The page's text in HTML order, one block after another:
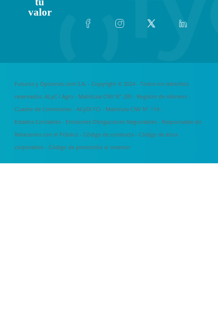
valor
Futuros y Opciones.com S.A. - Copyright © 2024 - Todos los derechos
reservados. ALyC I Agro - Matrícula CNV N° 295 - Registro de idóneos -
Cuadro de Comisiones - ACyDI FCI - Matrícula CNV N° 114 -
Estados Contables - Emisiones Obligaciones Negociables - Responsable de
Relaciones con el Público - Código de conducta - Código de ética
corporativo - Código de protección al inversor